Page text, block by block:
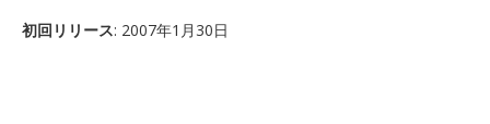
初回リリース: 2007年1月30日